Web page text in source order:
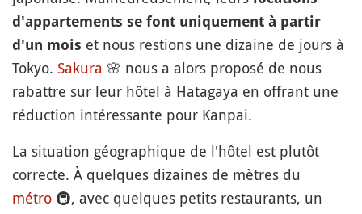
d'appartements se font uniquement à partir
d'un mois et nous restions une dizaine de jours à
Tokyo. Sakura 🌸 nous a alors proposé de nous
rabattre sur leur hôtel à Hatagaya en offrant une
réduction intéressante pour Kanpai.
La situation géographique de l'hôtel est plutôt
correcte. À quelques dizaines de mètres du
métro 🚇, avec quelques petits restaurants, un